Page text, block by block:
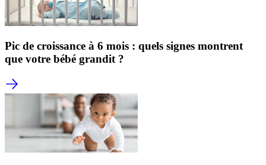
Pic de croissance à 6 mois : quels signes montrent
que votre bébé grandit ?